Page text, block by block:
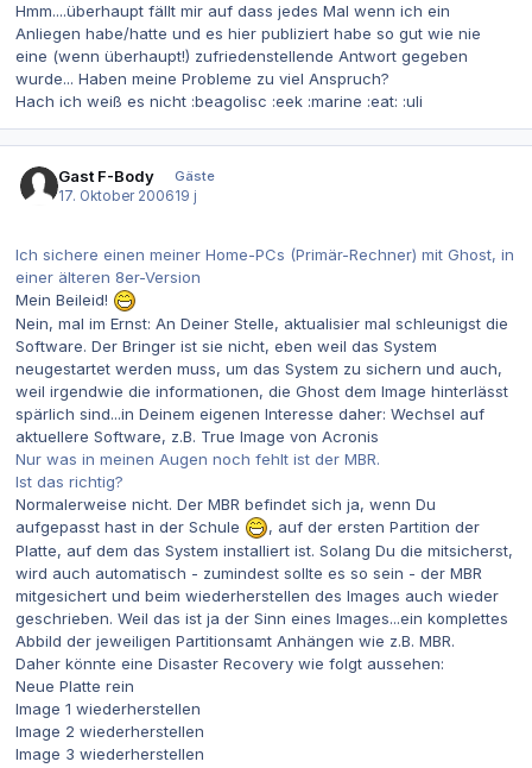
Hmm....überhaupt fällt mir auf dass jedes Mal wenn ich ein
Anliegen habe/hatte und es hier publiziert habe so gut wie nie
eine (wenn überhaupt!) zufriedenstellende Antwort gegeben
wurde... Haben meine Probleme zu viel Anspruch?
Hach ich weiß es nicht :beagolisc :eek :marine :eat: :uli
Gast F-Body
Gäste
17. Oktober 200619 j
Ich sichere einen meiner Home-PCs (Primär-Rechner) mit Ghost, in
einer älteren 8er-Version
Mein Beileid!
Nein, mal im Ernst: An Deiner Stelle, aktualisier mal schleunigst die
Software. Der Bringer ist sie nicht, eben weil das System
neugestartet werden muss, um das System zu sichern und auch,
weil irgendwie die informationen, die Ghost dem Image hinterlässt
spärlich sind...in Deinem eigenen Interesse daher: Wechsel auf
aktuellere Software, z.B. True Image von Acronis
Nur was in meinen Augen noch fehlt ist der MBR.
Ist das richtig?
Normalerweise nicht. Der MBR befindet sich ja, wenn Du
aufgepasst hast in der Schule
, auf der ersten Partition der
Platte, auf dem das System installiert ist. Solang Du die mitsicherst,
wird auch automatisch - zumindest sollte es so sein - der MBR
mitgesichert und beim wiederherstellen des Images auch wieder
geschrieben. Weil das ist ja der Sinn eines Images...ein komplettes
Abbild der jeweiligen Partitionsamt Anhängen wie z.B. MBR.
Daher könnte eine Disaster Recovery wie folgt aussehen:
Neue Platte rein
Image 1 wiederherstellen
Image 2 wiederherstellen
Image 3 wiederherstellen